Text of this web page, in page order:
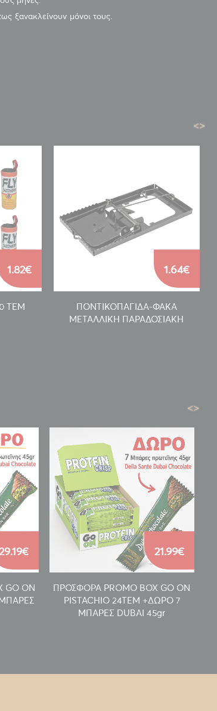
ξανακλείνουν μόνοι τους.
ΤΕΜ
1.82€
ΠΟΝΤΙΚΟΠΑΓΙΔΑ-ΦΑΚΑ
ΜΕΤΑΛΛΙΚΗ ΠΑΡΑΔΟΣΙΑΚΗ
1.64€
<>
GO ON
29.19€
ΠΡΟΣΦΟΡΑ PROMO BOX GO ON
PISTACHIO 24TEM +ΔΩΡΟ 7
ΜΠΑΡΕΣ DUBAI 45gr
21.99€
<>